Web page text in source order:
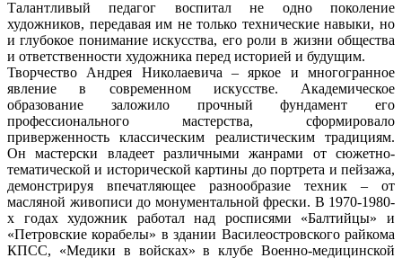
Талантливый педагог воспитал не одно поколение
художников, передавая им не только технические навыки, но
и глубокое понимание искусства, его роли в жизни общества
и ответственности художника перед историей и будущим.
Творчество Андрея Николаевича – яркое и многогранное
явление в современном искусстве. Академическое
образование заложило прочный фундамент его
профессионального мастерства, сформировало
приверженность классическим реалистическим традициям.
Он мастерски владеет различными жанрами от сюжетно-
тематической и исторической картины до портрета и пейзажа,
демонстрируя впечатляющее разнообразие техник – от
масляной живописи до монументальной фрески. В 1970-1980-
х годах художник работал над росписями «Балтийцы» и
«Петровские корабелы» в здании Василеостровского райкома
КПСС, «Медики в войсках» в клубе Военно-медицинской